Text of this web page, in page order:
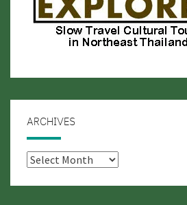
ARCHIVES
Archives